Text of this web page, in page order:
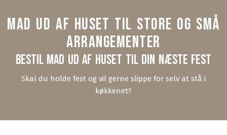
MAD UD AF HUSET TIL STORE OG SMÅ
ARRANGEMENTER
Bestil mad ud af huset til din næste fest
Skal du holde fest og vil gerne slippe for selv at stå i
køkkenet?